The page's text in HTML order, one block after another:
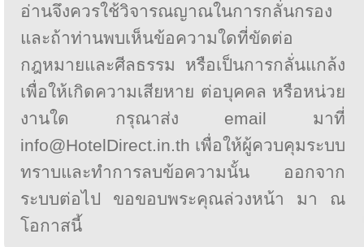
อ่านจึงควรใช้วิจารณญาณในการกลั่นกรอง
และถ้าท่านพบเห็นข้อความใดที่ขัดต่อ
กฎหมายและศีลธรรม หรือเป็นการกลั่นแกล้ง
เพื่อให้เกิดความเสียหาย ต่อบุคคล หรือหน่วย
งานใด กรุณาส่ง email มาที่
info@HotelDirect.in.th เพื่อให้ผู้ควบคุมระบบ
ทราบและทำการลบข้อความนั้น ออกจาก
ระบบต่อไป ขอขอบพระคุณล่วงหน้า มา ณ
โอกาสนี้